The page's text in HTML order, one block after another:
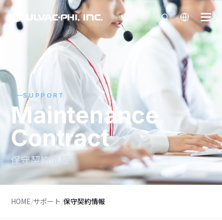
SUPPORT
Maintenance
Contract
保守契約情報
HOME/サポート/保守契約情報